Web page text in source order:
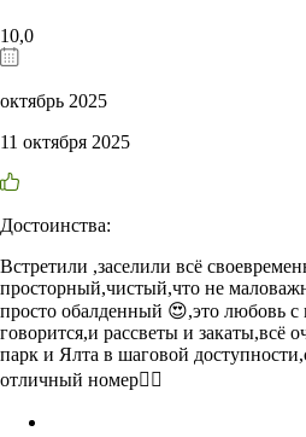
10,0
октябрь 2025
11 октября 2025
Достоинства:
Встретили ,заселили всё
просторный,чистый,что не
просто обалденный 😍,это любовь с
говорится,и рассветы и закаты,всё
парк и Ялта в шаговой
отличный номер👍🏻